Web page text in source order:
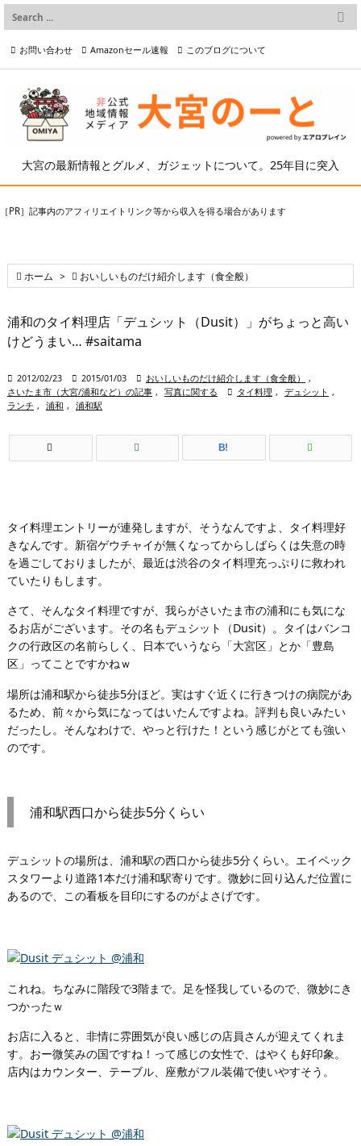
大宮の最新情報とグルメ、ガジェットについて。25年目に突入

メニュー

検索
お問い合わせ Amazonセール速報 このブログについて
プライバシーポリシー等
［PR］記事内のアフィリエイトリンク等から収入を得る場合があります
 ホーム >  おいしいものだけ紹介します（食全般）
浦和のタイ料理店「デュシット（Dusit）」がちょっと高い
けどうまい… #saitama
 2012/02/23  2015/01/03  おいしいものだけ紹介します（食全般）
,
さいたま市（大宮/浦和など）の記事 , 写真に関する  タイ料理 , デュシット ,
ランチ , 浦和 , 浦和駅
B!
タイ料理エントリーが連発しますが、そうなんですよ、タイ料理好
きなんです。新宿ゲウチャイが無くなってからしばらくは失意の時
を過ごしておりましたが、最近は渋谷のタイ料理充っぷりに救われ
ていたりもします。
さて、そんなタイ料理ですが、我らがさいたま市の浦和にも気にな
るお店がございます。その名もデュシット（Dusit）。タイはバンコ
クの行政区の名前らしく、日本でいうなら「大宮区」とか「豊島
区」ってことですかねｗ
場所は浦和駅から徒歩5分ほど。実はすぐ近くに行きつけの病院があ
るため、前々から気になってはいたんですよね。評判も良いみたい
だったし。そんなわけで、やっと行けた！という感じがとても強い
のです。
浦和駅西口から徒歩5分くらい
デュシットの場所は、浦和駅の西口から徒歩5分くらい。エイペック
スタワーより道路1本だけ浦和駅寄りです。微妙に回り込んだ位置に
あるので、この看板を目印にするのがよさげです。
これね。ちなみに階段で3階まで。足を怪我しているので、微妙にき
つかったｗ
お店に入ると、非情に雰囲気が良い感じの店員さんが迎えてくれま
す。おー微笑みの国ですね！って感じの女性で、はやくも好印象。
店内はカウンター、テーブル、座敷がフル装備で使いやすそう。